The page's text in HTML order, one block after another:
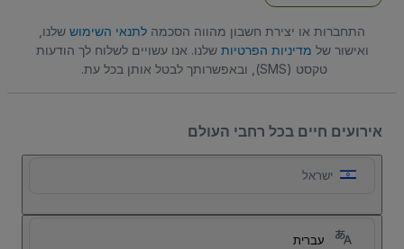
התחברות או יצירת חשבון מהווה הסכמהלתנאי השימוששלנו,
ואישור שלמדיניות הפרטיותשלנו. אנו עשויים לשלוח לך הודעות
טקסט (SMS), ובאפשרותך לבטל אותן בכל עת.
אירועים חיים בכל רחבי העולם
ישראל
עברית